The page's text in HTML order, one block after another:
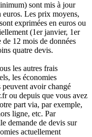
sont mis à jour
euros. Les prix moyens,
exprimées en euros ou
(1er janvier, 1er
12 mois de données
quatre devis.
les autres frais
les économies
peuvent avoir changé
ou depuis que vous avez
part via, par exemple,
ligne, etc. Par
demande de devis sur
actuellement